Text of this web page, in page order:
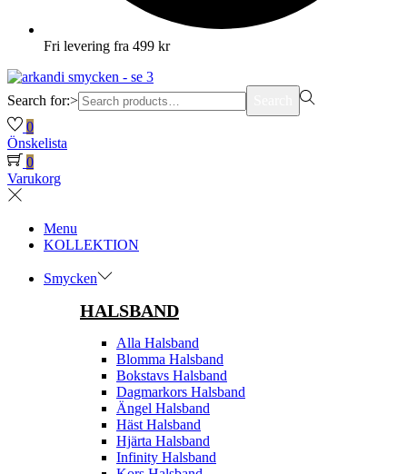
Fri levering fra 499 kr
Search for:>
0
Önskelista
0
Varukorg
Menu
KOLLEKTION
Smycken
HALSBAND
Alla Halsband
Blomma Halsband
Bokstavs Halsband
Dagmarkors Halsband
Ängel Halsband
Häst Halsband
Hjärta Halsband
Infinity Halsband